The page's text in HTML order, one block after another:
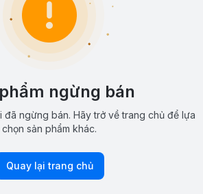
ngừng bán
đã ngừng bán. Hãy trở về trang chủ để lựa
chọn sản phẩm khác.
Quay lại trang chủ